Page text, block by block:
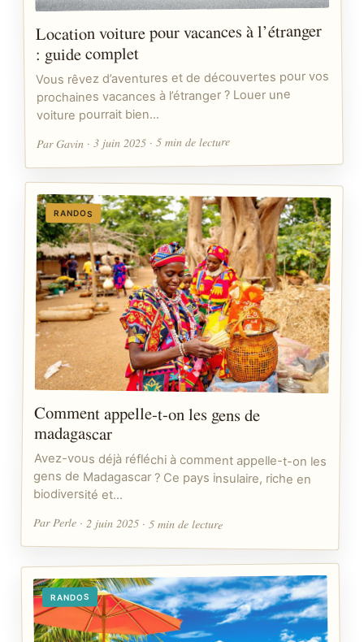
Location voiture pour vacances à l’étranger
: guide complet
Vous rêvez d’aventures et de découvertes pour vos
prochaines vacances à l’étranger ? Louer une
voiture pourrait bien…
Par Gavin · 3 juin 2025 · 5 min de lecture
RANDOS
Comment appelle-t-on les gens de
madagascar
Avez-vous déjà réfléchi à comment appelle-t-on les
gens de Madagascar ? Ce pays insulaire, riche en
biodiversité et…
Par Perle · 2 juin 2025 · 5 min de lecture
RANDOS